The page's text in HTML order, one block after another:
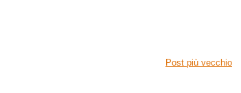
Post più vecchio